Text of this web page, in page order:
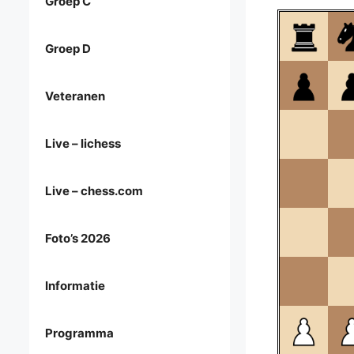
Groep D
Veteranen
Live – lichess
Live – chess.com
Foto’s 2026
Informatie
Programma